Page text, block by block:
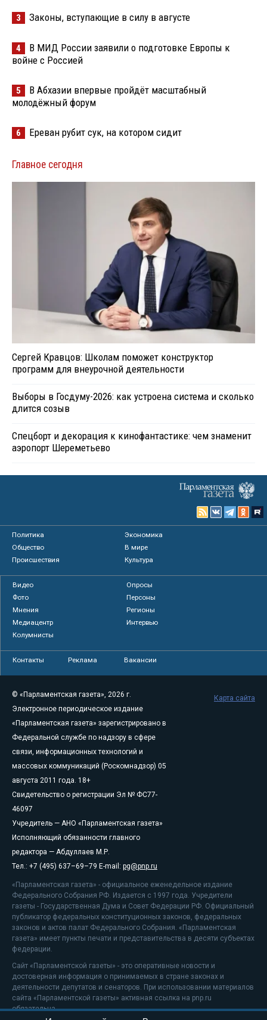
3 Законы, вступающие в силу в августе
4
В МИД России заявили о подготовке Европы к
войне с Россией
5
В Абхазии впервые пройдёт масштабный
молодёжный форум
6 Ереван рубит сук, на котором сидит
Главное сегодня
Сергей Кравцов: Школам поможет конструктор
программ для внеурочной деятельности
Выборы в Госдуму-2026: как устроена система и сколько
длится созыв
Спецборт и декорация к кинофантастике: чем знаменит
аэропорт Шереметьево
Политика
Экономика
Общество
В мире
Происшествия
Культура
Видео
Опросы
Фото
Персоны
Мнения
Регионы
Медиацентр
Интервью
Колумнисты
Контакты Реклама Вакансии
© «Парламентская газета», 2026 г.
Электронное периодическое издание
«Парламентская газета» зарегистрировано в
Федеральной службе по надзору в сфере
связи, информационных технологий и
массовых коммуникаций (Роскомнадзор) 05
августа 2011 года. 18+
Свидетельство о регистрации Эл № ФС77-
46097
Учредитель — АНО «Парламентская газета»
Исполняющий обязанности главного
редактора — Абдуллаев М.Р.
Тел.: +7 (495) 637–69–79 E-mail: pg@pnp.ru
«Парламентская газета» - официальное еженедельное издание
Федерального Собрания РФ. Издается с 1997 года. Учредители
газеты - Государственная Дума и Совет Федерации РФ. Официальный
публикатор федеральных конституционных законов, федеральных
законов и актов палат Федерального Собрания. «Парламентская
газета» имеет пункты печати и представительства в десяти субъектах
федерации.
Сайт «Парламентской газеты» - это оперативные новости и
достоверная информация о принимаемых в стране законах и
деятельности депутатов и сенаторов. При использовании материалов
сайта «Парламентской газеты» активная ссылка на pnp.ru
обязательна.
Карта сайта